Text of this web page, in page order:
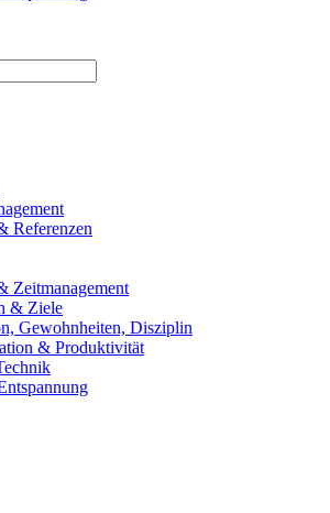
Referenzen
Zeitmanagement
& Ziele
Gewohnheiten, Disziplin
& Produktivität